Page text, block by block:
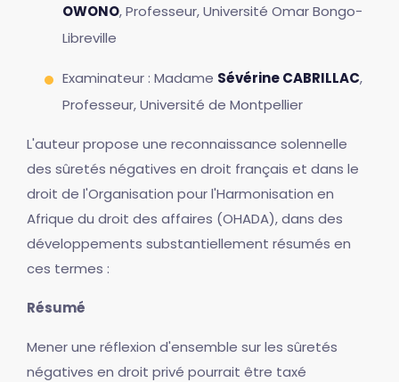
OWONO, Professeur, Université Omar Bongo-
Libreville
Examinateur : Madame Sévérine CABRILLAC,
Professeur, Université de Montpellier
L'auteur propose une reconnaissance solennelle
des sûretés négatives en droit français et dans le
droit de l'Organisation pour l'Harmonisation en
Afrique du droit des affaires (OHADA), dans des
développements substantiellement résumés en
ces termes :
Résumé
Mener une réflexion d'ensemble sur les sûretés
négatives en droit privé pourrait être taxé